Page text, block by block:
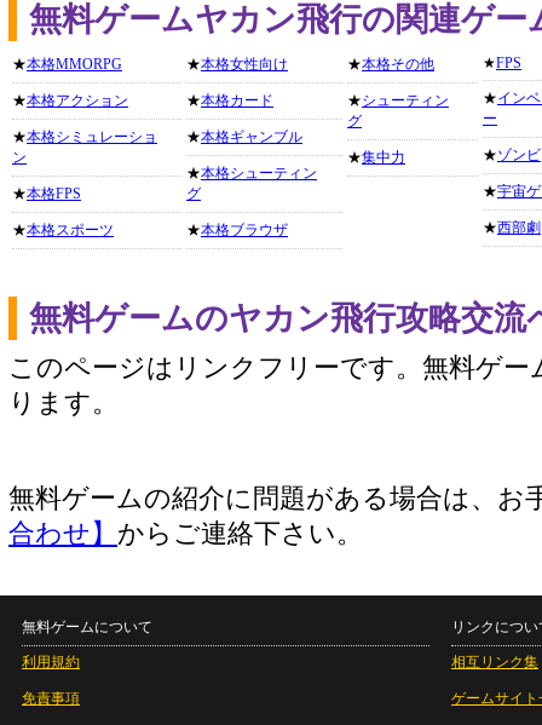
無料ゲームヤカン飛行の関連ゲー
★本格MMORPG
★本格アクション
★本格シミュレーショ
ン
★本格FPS
★本格スポーツ
★本格女性向け
★本格カード
★本格ギャンブル
★本格シューティン
グ
★本格ブラウザ
★本格その他
★シューティン
グ
★集中力
★FPS
★イン
ー
★ゾンビ
★宇宙
★西部劇
無料ゲームのヤカン飛行攻略交流
このページはリンクフリーです。無料ゲー
ります。
無料ゲームの紹介に問題がある場合は、お
合わせ】 からご連絡下さい。
無料ゲームについて
利用規約
免責事項
リンクについ
相互リンク集
ゲームサイト